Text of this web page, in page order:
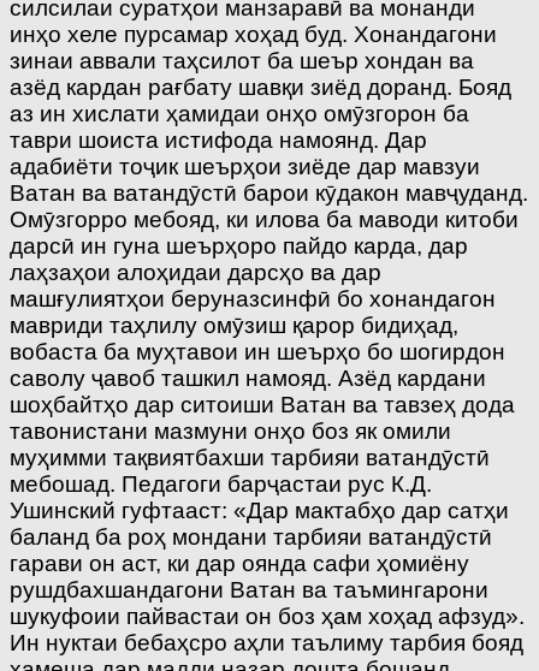
силсилаи суратҳои манзаравӣ ва монанди
инҳо хеле пурсамар хоҳад буд. Хонандагони
зинаи аввали таҳсилот ба шеър хондан ва
азёд кардан рағбату шавқи зиёд доранд. Бояд
аз ин хислати ҳамидаи онҳо омӯзгорон ба
таври шоиста истифода намоянд. Дар
адабиёти тоҷик шеърҳои зиёде дар мавзуи
Ватан ва ватандӯстӣ барои кӯдакон мавҷуданд.
Омӯзгорро мебояд, ки илова ба маводи китоби
дарсӣ ин гуна шеърҳоро пайдо карда, дар
лаҳзаҳои алоҳидаи дарсҳо ва дар
машғулиятҳои беруназсинфӣ бо хонандагон
мавриди таҳлилу омӯзиш қарор бидиҳад,
вобаста ба муҳтавои ин шеърҳо бо шогирдон
саволу ҷавоб ташкил намояд. Азёд кардани
шоҳбайтҳо дар ситоиши Ватан ва тавзеҳ дода
тавонистани мазмуни онҳо боз як омили
муҳимми тақвиятбахши тарбияи ватандӯстӣ
мебошад. Педагоги барҷастаи рус К.Д.
Ушинский гуфтааст: «Дар мактабҳо дар сатҳи
баланд ба роҳ мондани тарбияи ватандӯстӣ
гарави он аст, ки дар оянда сафи ҳомиёну
рушдбахшандагони Ватан ва таъмингарони
шукуфоии пайвастаи он боз ҳам хоҳад афзуд».
Ин нуктаи бебаҳсро аҳли таълиму тарбия бояд